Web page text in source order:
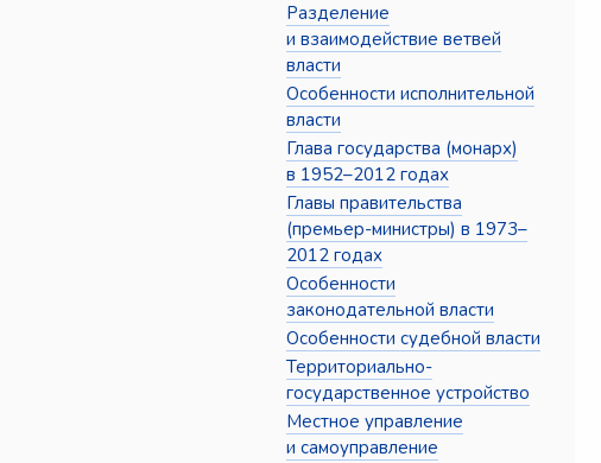
Разделение
и взаимодействие ветвей
власти
Особенности исполнительной
власти
Глава государства (монарх)
в 1952–2012 годах
Главы правительства
(премьер-министры) в 1973–
2012 годах
Особенности
законодательной власти
Особенности судебной власти
Территориально-
государственное устройство
Местное управление
и самоуправление